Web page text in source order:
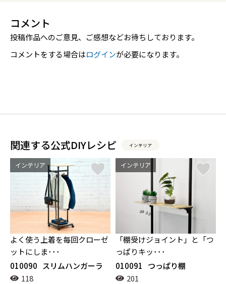
コメント
投稿作品へのご意見、ご感想などお待ちしております。
コメントをする場合はログインが必要になります。
関連する公式DIYレシピ インテリア
インテリア
よく使う上着を毎回クローゼ
ットにしま･･･
010090
スリムハンガーラ
ック118
インテリア
「棚受けジョイント」と「つ
っぱりキッ･･･
010091
つっぱり棚
201